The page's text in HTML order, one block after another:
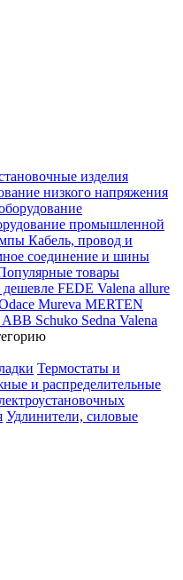
изделия
низкого напряжения
промышленной
Кабель, провод и
соединение и шины
товары
FEDE Valena allure
Mureva MERTEN
ABB Schuko Sedna Valena
Термостаты и
и распределительные
Удлинители, силовые